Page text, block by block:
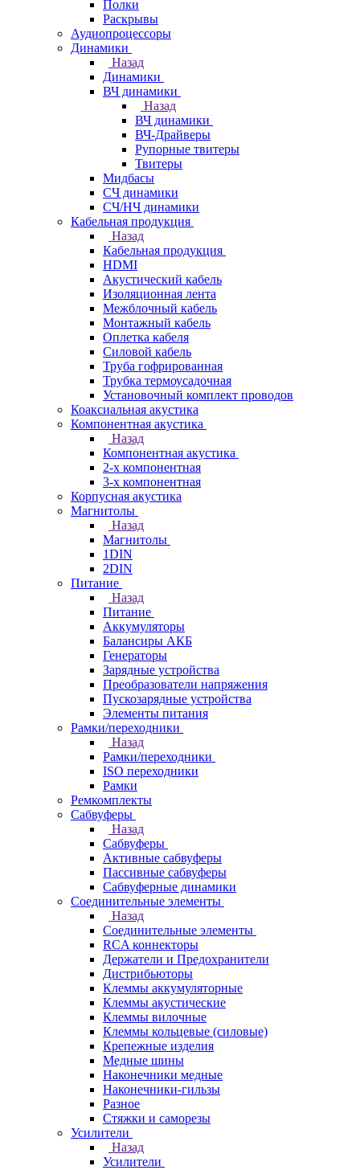
Полки
Раскрывы
Аудиопроцессоры
Динамики
Назад
Динамики
ВЧ динамики
Назад
ВЧ динамики
ВЧ-Драйверы
Рупорные твитеры
Твитеры
Мидбасы
СЧ динамики
СЧ/НЧ динамики
Кабельная продукция
Назад
Кабельная продукция
HDMI
Акустический кабель
Изоляционная лента
Межблочный кабель
Монтажный кабель
Оплетка кабеля
Силовой кабель
Труба гофрированная
Трубка термоусадочная
Установочный комплект проводов
Коаксиальная акустика
Компонентная акустика
Назад
Компонентная акустика
2-х компонентная
3-х компонентная
Корпусная акустика
Магнитолы
Назад
Магнитолы
1DIN
2DIN
Питание
Назад
Питание
Аккумуляторы
Балансиры АКБ
Генераторы
Зарядные устройства
Преобразователи напряжения
Пускозарядные устройства
Элементы питания
Рамки/переходники
Назад
Рамки/переходники
ISO переходники
Рамки
Ремкомплекты
Сабвуферы
Назад
Сабвуферы
Активные сабвуферы
Пассивные сабвуферы
Сабвуферные динамики
Соединительные элементы
Назад
Соединительные элементы
RCA коннекторы
Держатели и Предохранители
Дистрибьюторы
Клеммы аккумуляторные
Клеммы акустические
Клеммы вилочные
Клеммы кольцевые (силовые)
Крепежные изделия
Медные шины
Наконечники медные
Наконечники-гильзы
Разное
Стяжки и саморезы
Усилители
Назад
Усилители